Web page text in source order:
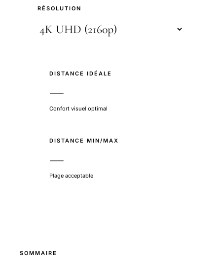
RÉSOLUTION
DISTANCE IDÉALE
—
Confort visuel optimal
DISTANCE MIN/MAX
—
Plage acceptable
SOMMAIRE